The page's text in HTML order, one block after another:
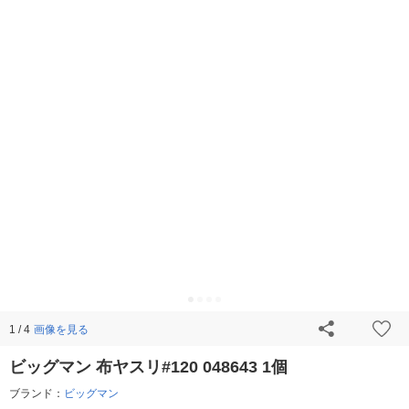
1 / 4 画像を見る
ビッグマン 布ヤスリ#120 048643 1個
ブランド： ビッグマン